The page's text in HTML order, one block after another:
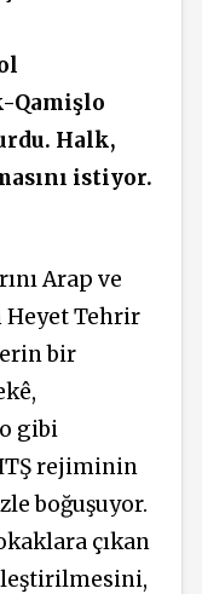
Qamişlo
Halk,
istiyor.
Arap ve
Heyet Tehrir
bir
gibi
rejiminin
boğuşuyor.
çıkan